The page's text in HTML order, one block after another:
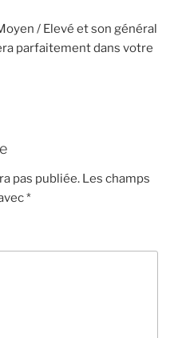
/ Elevé et son général
parfaitement dans votre
pas publiée. Les champs
*